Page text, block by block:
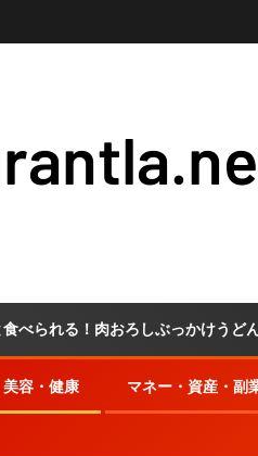
肉おろしぶっかけうどん！ #簡単
美容・健康 マネー・資産・副